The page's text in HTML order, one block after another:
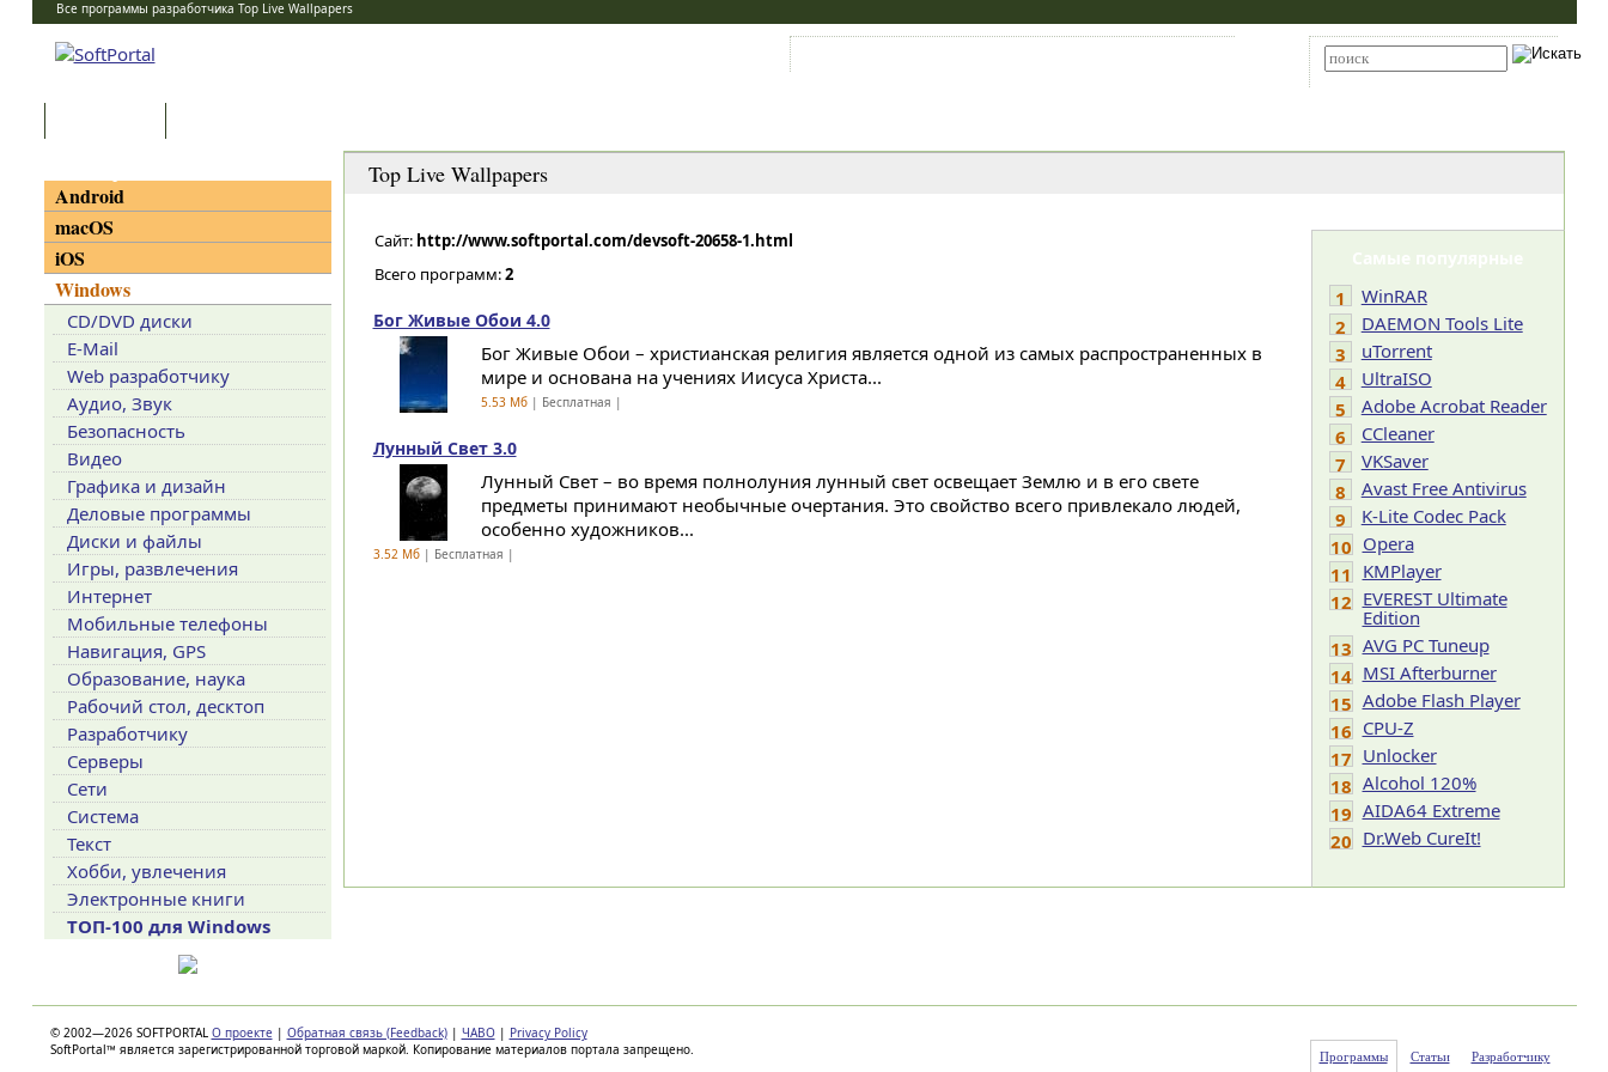
Все программы разработчика Top Live Wallpapers
Top Live Wallpapers
Сайт: http://www.softportal.com/devsoft-20658-1.html
Всего программ:2
Бог Живые Обои 4.0
Бог Живые Обои – христианская религия является одной из самых распространенных в
мире и основана на учениях Иисуса Христа...
5.53 Мб| Бесплатная |
Лунный Свет 3.0
Лунный Свет – во время полнолуния лунный свет освещает Землю и в его свете
предметы принимают необычные очертания. Это свойство всего привлекало людей,
особенно художников...
3.52 Мб| Бесплатная |
Самые популярные
1
WinRAR
2
DAEMON Tools Lite
3
uTorrent
4
UltraISO
5
Adobe Acrobat Reader
6
CCleaner
7
VKSaver
8
Avast Free Antivirus
9
K-Lite Codec Pack
10 Opera
11 KMPlayer
12 EVEREST Ultimate
Edition
13 AVG PC Tuneup
14 MSI Afterburner
15 Adobe Flash Player
16 CPU-Z
17 Unlocker
18 Alcohol 120%
19 AIDA64 Extreme
20 Dr.Web CureIt!
Android
macOS
iOS
Windows
CD/DVD диски
E-Mail
Web разработчику
Аудио, Звук
Безопасность
Видео
Графика и дизайн
Деловые программы
Диски и файлы
Игры, развлечения
Интернет
Мобильные телефоны
Навигация, GPS
Образование, наука
Рабочий стол, десктоп
Разработчику
Серверы
Сети
Система
Текст
Хобби, увлечения
Электронные книги
ТОП-100 для Windows
© 2002—2026 SOFTPORTAL О проекте | Обратная связь (Feedback) | ЧАВО | Privacy Policy
SoftPortal™ является зарегистрированной торговой маркой. Копирование материалов портала запрещено.
Программы Статьи Разработчику